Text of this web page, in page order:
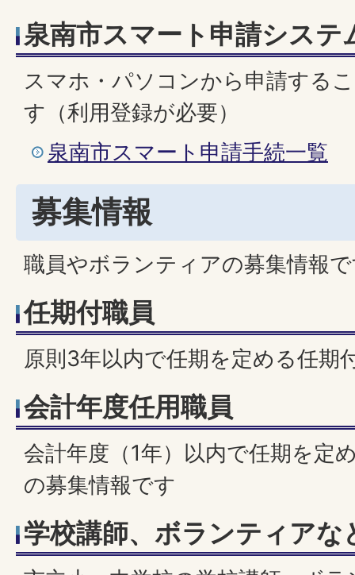
泉南市スマート申請システ
スマホ・パソコンから申請する
す（利用登録が必要）
泉南市スマート申請手続一覧
募集情報
職員やボランティアの募集情報
任期付職員
原則3年以内で任期を定める任期
会計年度任用職員
会計年度（1年）以内で任期を定
の募集情報です
学校講師、ボランティアな